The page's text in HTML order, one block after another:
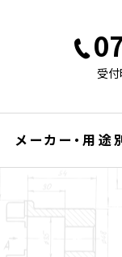
受付
メーカー・用途